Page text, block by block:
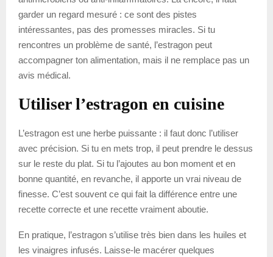
garder un regard mesuré : ce sont des pistes
intéressantes, pas des promesses miracles. Si tu
rencontres un problème de santé, l’estragon peut
accompagner ton alimentation, mais il ne remplace pas un
avis médical.
Utiliser l’estragon en cuisine
L’estragon est une herbe puissante : il faut donc l’utiliser
avec précision. Si tu en mets trop, il peut prendre le dessus
sur le reste du plat. Si tu l’ajoutes au bon moment et en
bonne quantité, en revanche, il apporte un vrai niveau de
finesse. C’est souvent ce qui fait la différence entre une
recette correcte et une recette vraiment aboutie.
En pratique, l’estragon s’utilise très bien dans les huiles et
les vinaigres infusés. Laisse-le macérer quelques